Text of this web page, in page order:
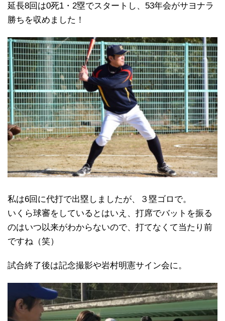
延長8回は0死1・2塁でスタートし、53年会がサヨナラ
勝ちを収めました！
私は6回に代打で出塁しましたが、３塁ゴロで。
いくら球審をしているとはいえ、打席でバットを振る
のはいつ以来がわからないので、打てなくて当たり前
ですね（笑）
試合終了後は記念撮影や岩村明憲サイン会に。